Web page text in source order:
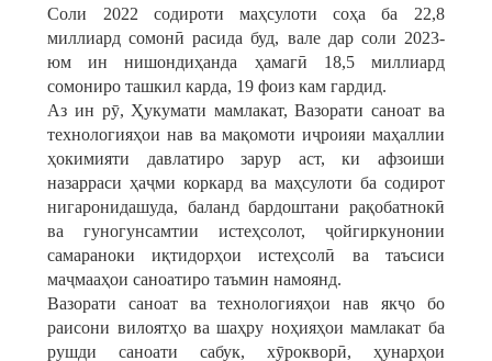
Соли 2022 содироти маҳсулоти соҳа ба 22,8
миллиард сомонӣ расида буд, вале дар соли 2023-
юм ин нишондиҳанда ҳамагӣ 18,5 миллиард
сомониро ташкил карда, 19 фоиз кам гардид.
Аз ин рӯ, Ҳукумати мамлакат, Вазорати саноат ва
технологияҳои нав ва мақомоти иҷроияи маҳаллии
ҳокимияти давлатиро зарур аст, ки афзоиши
назарраси ҳаҷми коркард ва маҳсулоти ба содирот
нигаронидашуда, баланд бардоштани рақобатнокӣ
ва гуногунсамтии истеҳсолот, ҷойгиркунонии
самараноки иқтидорҳои истеҳсолӣ ва таъсиси
маҷмааҳои саноатиро таъмин намоянд.
Вазорати саноат ва технологияҳои нав якҷо бо
раисони вилоятҳо ва шаҳру ноҳияҳои мамлакат ба
рушди саноати сабук, хӯрокворӣ, ҳунарҳои